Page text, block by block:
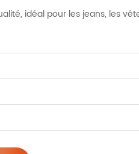
idéal pour les jeans, les